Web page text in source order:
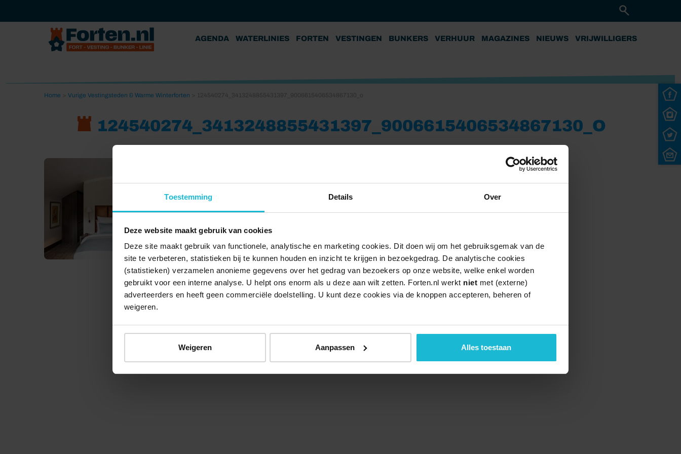
Toestemming Details Over
Deze website maakt gebruik van cookies
Deze site maakt gebruik van functionele, analytische en marketing cookies. Dit doen wij om het gebruiksgemak van de
site te verbeteren, statistieken bij te kunnen houden en inzicht te krijgen in bezoekgedrag. De analytische cookies
(statistieken) verzamelen anonieme gegevens over het gedrag van bezoekers op onze website, welke enkel worden
gebruikt voor een interne analyse. U helpt ons enorm als u deze aan wilt zetten. Forten.nl werkt niet met (externe)
adverteerders en heeft geen commerciële doelstelling. U kunt deze cookies via de knoppen accepteren, beheren of
weigeren.
Weigeren Aanpassen Alles toestaan
AGENDA WATERLINIES FORTEN VESTINGEN BUNKERS VERHUUR MAGAZINES NIEUWS VRIJWILLIGERS
Home Vurige Vestingsteden & Warme Winterforten
124540274_3413248855431397_9006615406534867130_O
© 2026 Stichting Forten Nederland Over ons Doneer nu Disclaimer Contact Forten.nl wordt ondersteund door de